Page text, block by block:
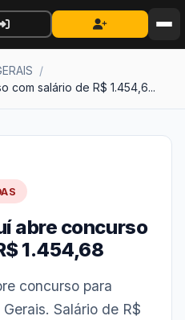
com salário de R$ 1.454,6...
abre concurso
1.454,68
concurso para
Salário de R$